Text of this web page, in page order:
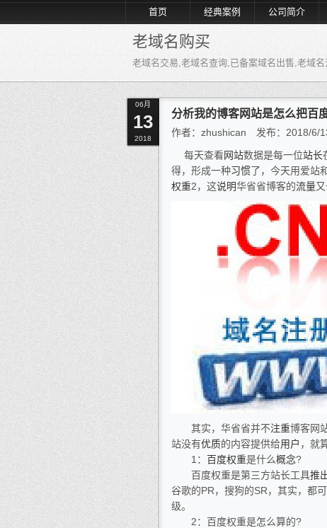
首页 经典案例 公司简介
老域名购买
老域名交易,老域名查询,已备案域名出售,老域
06月
13
2018
分析我的博客网站是怎么把百
作者：zhushican 发布：2018/6/
每天查看网站数据是每一位站长
得，形成一种习惯了，今天用爱站
权重2，这说明华省省博客的流量
其实，华省省并不注重博客网
站没有优质的内容提供给用户 ，就
1： 百度权重是什么概念?
百度权重是第三方站长工具推
谷歌的PR，搜狗的SR，其实，都
级。
2：百度权重是怎么算的?